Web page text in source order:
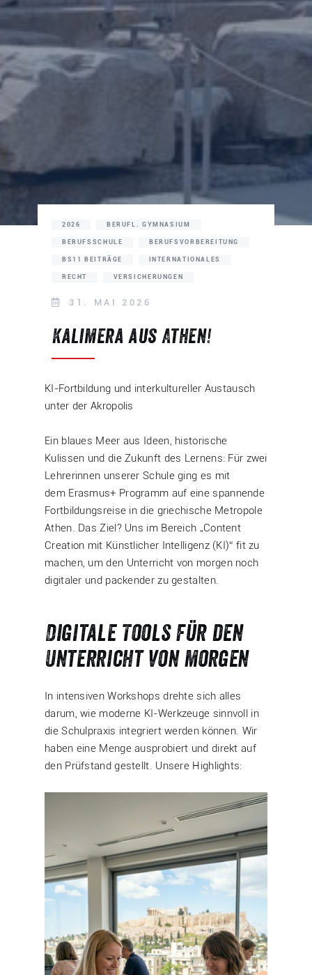
2026 BERUFL. GYMNASIUM
BERUFSSCHULE BERUFSVORBEREITUNG
BS11 BEITRÄGE INTERNATIONALES
RECHT VERSICHERUNGEN
31. MAI 2026
Kalimera aus Athen!
KI-Fortbildung und interkultureller Austausch
unter der Akropolis
Ein blaues Meer aus Ideen, historische
Kulissen und die Zukunft des Lernens: Für zwei
Lehrerinnen unserer Schule ging es mit
dem Erasmus+ Programm auf eine spannende
Fortbildungsreise in die griechische Metropole
Athen. Das Ziel? Uns im Bereich „Content
Creation mit Künstlicher Intelligenz (KI)“ fit zu
machen, um den Unterricht von morgen noch
digitaler und packender zu gestalten.
Digitale Tools für den
Unterricht von morgen
In intensiven Workshops drehte sich alles
darum, wie moderne KI-Werkzeuge sinnvoll in
die Schulpraxis integriert werden können. Wir
haben eine Menge ausprobiert und direkt auf
den Prüfstand gestellt. Unsere Highlights: